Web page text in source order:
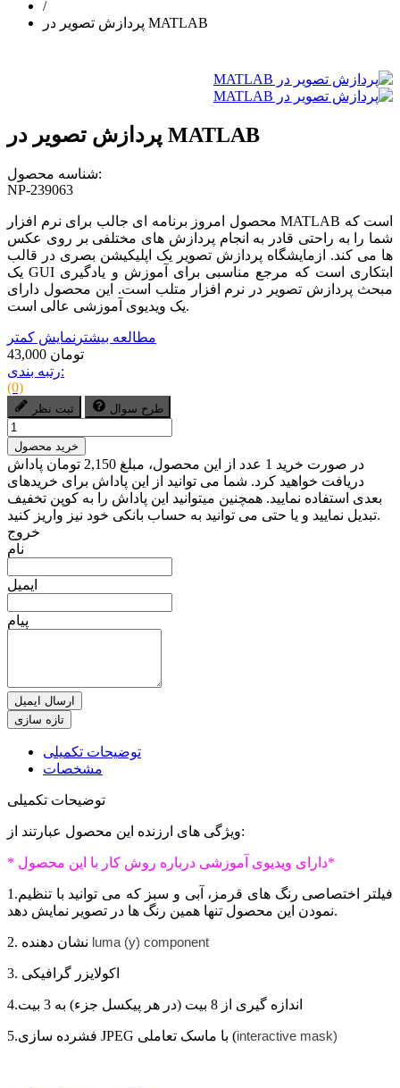
/
پردازش تصویر در MATLAB
پردازش تصویر در MATLAB
شناسه محصول:
NP-239063
محصول امروز برنامه ای جالب برای نرم افزار MATLAB است که
شما را به راحتی قادر به انجام پردازش های مختلفی بر روی عکس
ها می کند. ازمایشگاه پردازش تصویر یک اپلیکیشن بصری در قالب
یک GUI ابتکاری است که مرجع مناسبی برای آموزش و یادگیری
مبحث پردازش تصویر در نرم افزار متلب است. این محصول دارای
یک ویدیوی آموزشی عالی است.
مطالعه بیشتر نمایش کمتر
43,000 تومان
رتبه بندی:
(0)
ثبت نظر طرح سوال
خرید محصول
در صورت خرید 1 عدد از این محصول، مبلغ 2,150 تومان پاداش
دریافت خواهید کرد. شما می توانید از این پاداش برای خریدهای
بعدی استفاده نمایید. همچنین میتوانید این پاداش را به کوپن تخفیف
تبدیل نمایید و یا حتی می توانید به حساب بانکی خود نیز واریز کنید.
خروج
نام
ایمیل
پیام
ارسال ایمیل
توضیحات تکمیلی
مشخصات
توضیحات تکمیلی
ویژگی های ارزنده این محصول عبارتند از:
* دارای ویدیوی آموزشی درباره روش کار با این محصول*
1.فیلتر اختصاصی رنگ های قرمز، آبی و سبز که می توانید با تنظیم
نمودن این محصول تنها همین رنگ ها در تصویر نمایش دهد.
luma (y) component
3. اکولایزر گرافیکی
4.اندازه گیری از 8 بیت (در هر پیکسل جزء) به 3 بیت
5.فشرده سازی JPEG با ماسک تعاملی (interactive mask)